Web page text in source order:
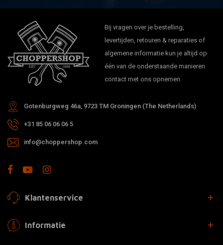
Bij vragen over je bestelling,
levertijden, retouren & reparaties of
algemene informatie kun je altijd op
één van de onderstaande manieren
contact met ons opnemen.
Gotenburgweg 46a, 9723 TM Groningen (The Netherlands)
+31 85 06 06 06 5
info@choppershop.com
Klantenservice
Informatie